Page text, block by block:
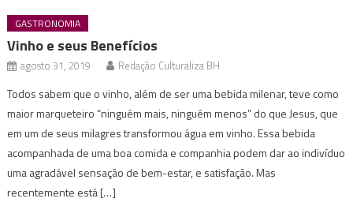
GASTRONOMIA
Vinho e seus Benefícios
agosto 31, 2019 Redação Culturaliza BH
Todos sabem que o vinho, além de ser uma bebida milenar, teve como
maior marqueteiro “ninguém mais, ninguém menos” do que Jesus, que
em um de seus milagres transformou água em vinho. Essa bebida
acompanhada de uma boa comida e companhia podem dar ao indivíduo
uma agradável sensação de bem-estar, e satisfação. Mas
recentemente está […]